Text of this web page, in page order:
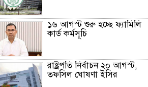
১৬ আগস্ট শুরু হচ্ছে ফ্যামিলি
কার্ড কর্মসূচি
রাষ্ট্রপতি নির্বাচন ২০ আগস্ট,
তফসিল ঘোষণা ইসির